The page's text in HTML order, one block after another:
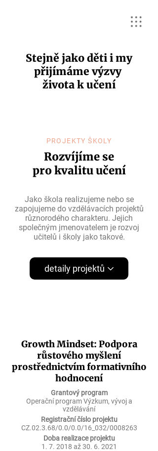
Stejně jako děti i my
přijímáme výzvy
života k učení
PROJEKTY ŠKOLY
Rozvíjíme se
pro kvalitu učení
Jako škola realizujeme nebo se
zapojujeme do vzdělávacích projektů
různorodého charakteru. Jejich
společným jmenovatelem je rozvoj
učitelů i školy jako takové.
detaily projektů
Growth Mindset: Podpora
růstového myšlení
prostřednictvím formativního
hodnocení
Grantový program
Operační program Výzkum, vývoj a
vzdělávání
Registrační číslo projektu
CZ.02.3.68/0.0/0.0/16_032/0008263
Doba realizace projektu
1. 7. 2018 až30. 6. 2021